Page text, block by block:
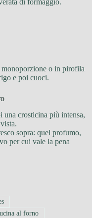
di formaggio.
o in pirofila
e poi cuoci.
crosticina più intensa,
sopra: quel profumo,
per cui vale la pena
al forno